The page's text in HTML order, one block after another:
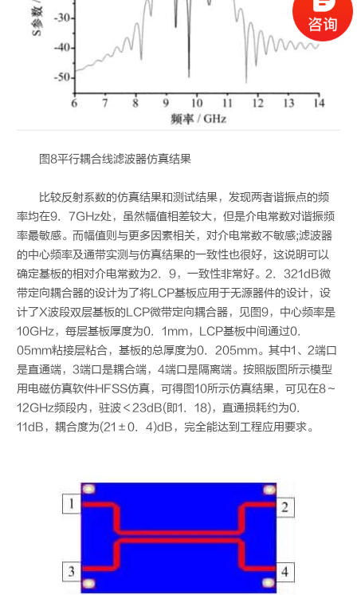
图8平行耦合线滤波器仿真结果
比较反射系数的仿真结果和测试结果，发现两者谐振点的频
率均在9．7GHz处，虽然幅值相差较大，但是介电常数对谐振频
率最敏感。而幅值则与更多因素相关，对介电常数不敏感;滤波器
的中心频率及通带实测与仿真结果的一致性也很好，这说明可以
确定基板的相对介电常数为2．9，一致性非常好。2．321dB微
带定向耦合器的设计为了将LCP基板应用于无源器件的设计，设
计了X波段双层基板的LCP微带定向耦合器，见图9，中心频率是
10GHz，每层基板厚度为0．1mm，LCP基板中间通过0．
05mm粘接层粘合，基板的总厚度为0．205mm。其中1、2端口
是直通端，3端口是耦合端，4端口是隔离端。按照版图所示模型
用电磁仿真软件HFSS仿真，可得图10所示仿真结果，可见在8～
12GHz频段内，驻波＜23dB(即1．18)，直通损耗约为0．
11dB，耦合度为(21±0．4)dB，完全能达到工程应用要求。